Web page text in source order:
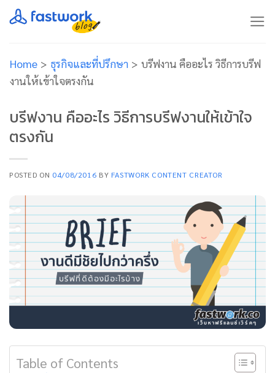
Skip
to
Home > ธุรกิจและที่ปรึกษา > บรีฟงาน คืออะไร วิธีการบรีฟ
งานให้เข้าใจตรงกัน
บรีฟงาน คืออะไร วิธีการบรีฟงานให้เข้าใจ
ตรงกัน
POSTED ON 04/08/2016 BY FASTWORK CONTENT CREATOR
Table of Contents